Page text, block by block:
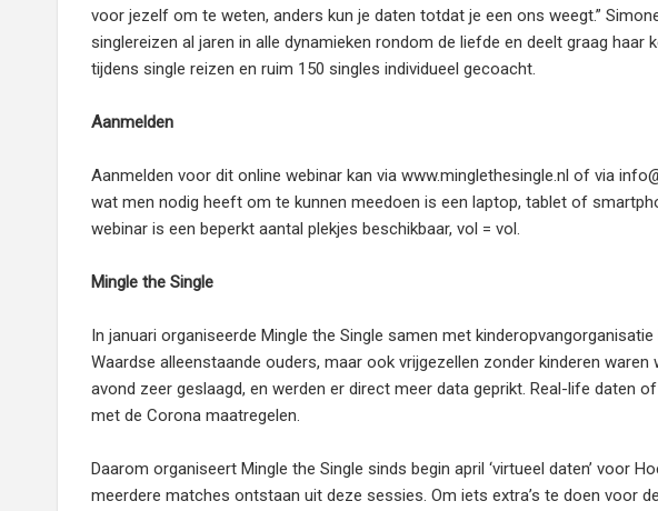
voor jezelf om te weten, anders kun je daten totdat je een ons weegt.”
singlereizen al jaren in alle dynamieken rondom de liefde en deelt graag haar
tijdens single reizen en ruim 150 singles individueel gecoacht.
Aanmelden
Aanmelden voor dit online webinar kan via www.minglethesingle.nl of via
wat men nodig heeft om te kunnen meedoen is een laptop, tablet of
webinar is een beperkt aantal plekjes beschikbaar, vol = vol.
Mingle the Single
In januari organiseerde Mingle the Single samen met
Waardse alleenstaande ouders, maar ook vrijgezellen zonder kinderen
avond zeer geslaagd, en werden er direct meer data geprikt. Real-life daten
met de Corona maatregelen.
Daarom organiseert Mingle the Single sinds begin april ‘virtueel daten’ voor
meerdere matches ontstaan uit deze sessies. Om iets extra’s te doen voor